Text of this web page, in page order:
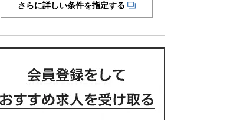
さらに詳しい条件を指定する